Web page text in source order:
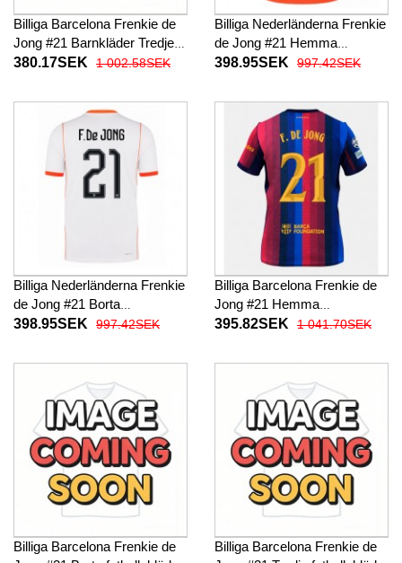
Billiga Barcelona Frenkie de
Jong #21 Barnkläder Tredje
fotbollskläder till baby 2026-
380.17SEK 1 002.58SEK
Billiga Nederländerna Frenkie
de Jong #21 Hemma
fotbollskläder VM 2026
398.95SEK 997.42SEK
Billiga Nederländerna Frenkie
de Jong #21 Borta
fotbollskläder VM 2026
398.95SEK 997.42SEK
Billiga Barcelona Frenkie de
Jong #21 Hemma
fotbollskläder 2026-27
395.82SEK 1 041.70SEK
Billiga Barcelona Frenkie de
Billiga Barcelona Frenkie de